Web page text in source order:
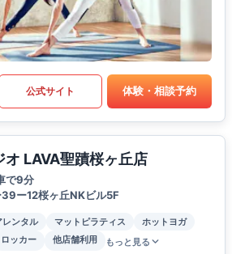
公式サイト 体験・相談予約
LAVA聖蹟桜ヶ丘店
で9分
ー12桜ヶ丘NKビル5F
レンタル マットピラティス
ホットヨガ
ロッカー 他店舗利用 もっと見る